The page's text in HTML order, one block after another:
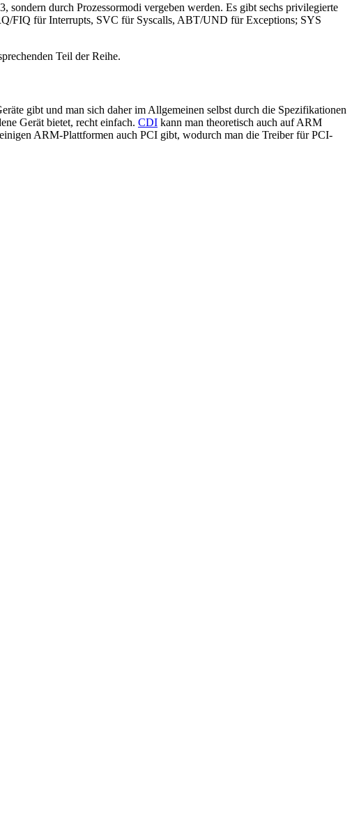
durch Prozessormodi vergeben werden. Es gibt sechs privilegierte
FIQ für Interrupts, SVC für Syscalls, ABT/UND für Exceptions; SYS
Teil der Reihe.
gibt und man sich daher im Allgemeinen selbst durch die Spezifikationen
Gerät bietet, recht einfach. CDI kann man theoretisch auch auf ARM
ARM-Plattformen auch PCI gibt, wodurch man die Treiber für PCI-